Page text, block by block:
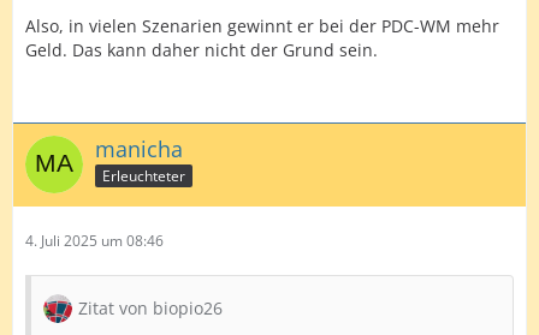
Also, in vielen Szenarien gewinnt er bei der PDC-WM mehr
Geld. Das kann daher nicht der Grund sein.
manicha
Erleuchteter
4. Juli 2025 um 08:46
Zitat von biopio26